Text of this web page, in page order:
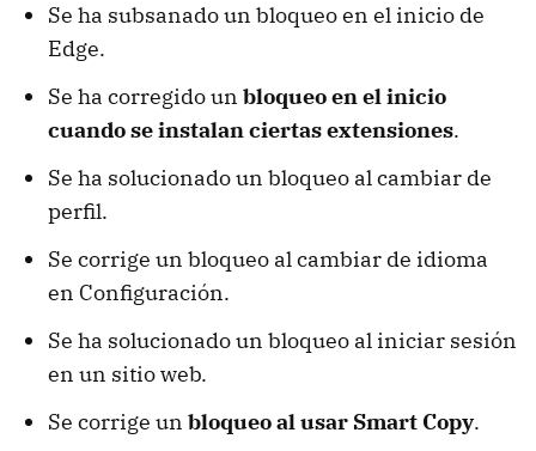
Se ha subsanado un bloqueo en el inicio de
Edge.
Se ha corregido un bloqueo en el inicio
cuando se instalan ciertas extensiones.
Se ha solucionado un bloqueo al cambiar de
perfil.
Se corrige un bloqueo al cambiar de idioma
en Configuración.
Se ha solucionado un bloqueo al iniciar sesión
en un sitio web.
Se corrige un bloqueo al usar Smart Copy.